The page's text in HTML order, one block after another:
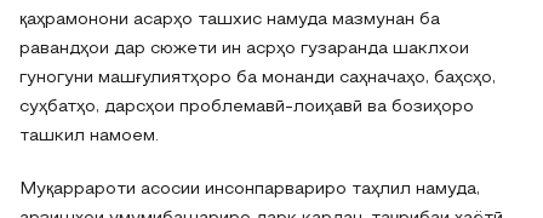
қаҳрамонони асарҳо ташхис намуда мазмунан ба
равандҳои дар сюжети ин асрҳо гузаранда шаклхои
гуногуни машғулиятҳоро ба монанди саҳначаҳо, баҳсҳо,
суҳбатҳо, дарсҳои проблемавӣ-лоиҳавӣ ва бозиҳоро
ташкил намоем.
Муқаррароти асосии инсонпарвариро таҳлил намуда,